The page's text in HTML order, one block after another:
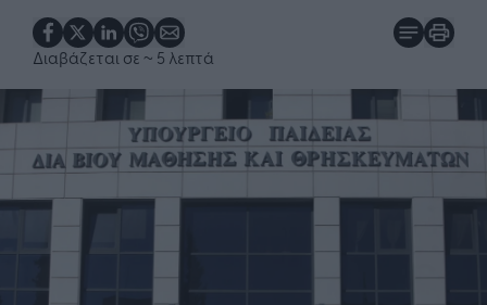
Διαβάζεται σε ~ 5 λεπτά